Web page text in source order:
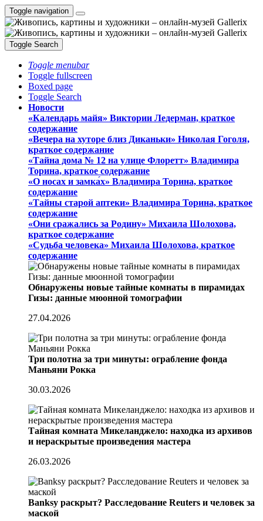
Toggle navigation
Toggle Search
Toggle menubar
Toggle fullscreen
Boxed page
Toggle Search
Новости
«Календарь майя» Виктории Ледерман, краткое
содержание
«Вечера на хуторе близ Диканьки» Николая Гоголя,
краткое содержание
«Тайна дома № 12 на улице Флоретт» Владимира
Торина, краткое содержание
«О носах и замка́х» Владимира Торина, краткое
содержание
«Тайны старой аптеки» Владимира Торина, краткое
содержание
«Они сражались за Родину» Михаила Шолохова,
краткое содержание
«Судьба человека» Михаила Шолохова, краткое
содержание
Обнаружены новые тайные комнаты в пирамидах
Гизы: данные мюонной томографии
27.04.2026
Три полотна за три минуты: ограбление фонда
Маньяни Рокка
30.03.2026
Тайная комната Микеланджело: находка из архивов
и нераскрытые произведения мастера
26.03.2026
Banksy раскрыт? Расследование Reuters и человек за
маской